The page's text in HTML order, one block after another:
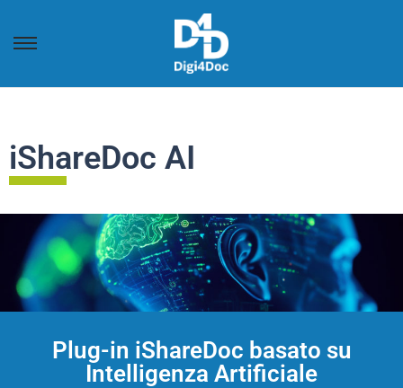
iShareDoc AI
Plug-in iShareDoc basato su
Intelligenza Artificiale